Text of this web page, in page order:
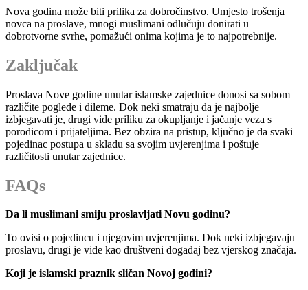
Nova godina može biti prilika za dobročinstvo. Umjesto trošenja
novca na proslave, mnogi muslimani odlučuju donirati u
dobrotvorne svrhe, pomažući onima kojima je to najpotrebnije.
Zaključak
Proslava Nove godine unutar islamske zajednice donosi sa sobom
različite poglede i dileme. Dok neki smatraju da je najbolje
izbjegavati je, drugi vide priliku za okupljanje i jačanje veza s
porodicom i prijateljima. Bez obzira na pristup, ključno je da svaki
pojedinac postupa u skladu sa svojim uvjerenjima i poštuje
različitosti unutar zajednice.
FAQs
Da li muslimani smiju proslavljati Novu godinu?
To ovisi o pojedincu i njegovim uvjerenjima. Dok neki izbjegavaju
proslavu, drugi je vide kao društveni događaj bez vjerskog značaja.
Koji je islamski praznik sličan Novoj godini?